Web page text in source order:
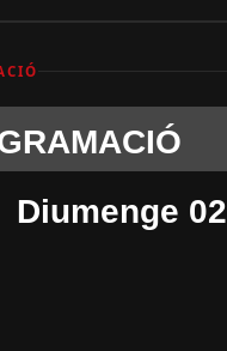
Diumenge 02